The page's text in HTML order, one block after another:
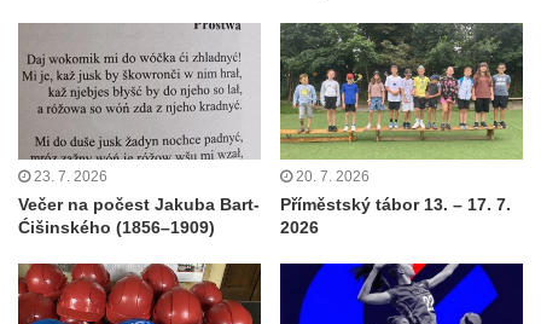
23. 7. 2026
Večer na počest Jakuba Bart-
Ćišinského (1856–1909)
20. 7. 2026
Příměstský tábor 13. – 17. 7.
2026